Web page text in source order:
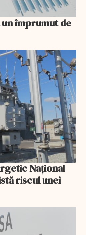
un împrumut de
Național
riscul unei